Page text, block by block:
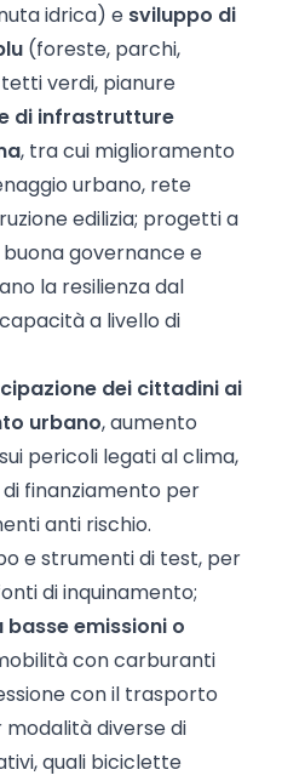
idrica) e sviluppo di
(foreste, parchi,
verdi, pianure
di infrastrutture
, tra cui miglioramento
urbano, rete
edilizia; progetti a
governance e
la resilienza dal
a livello di
dei cittadini ai
urbano, aumento
pericoli legati al clima,
finanziamento per
anti rischio.
e strumenti di test, per
di inquinamento;
emissioni o
con carburanti
con il trasporto
diverse di
quali biciclette